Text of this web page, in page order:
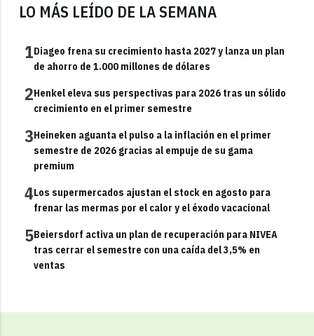
LO MÁS LEÍDO DE LA SEMANA
1Diageo frena su crecimiento hasta 2027 y lanza un plan
de ahorro de 1.000 millones de dólares
2Henkel eleva sus perspectivas para 2026 tras un sólido
crecimiento en el primer semestre
3Heineken aguanta el pulso a la inflación en el primer
semestre de 2026 gracias al empuje de su gama
premium
4Los supermercados ajustan el stock en agosto para
frenar las mermas por el calor y el éxodo vacacional
5Beiersdorf activa un plan de recuperación para NIVEA
tras cerrar el semestre con una caída del 3,5% en
ventas